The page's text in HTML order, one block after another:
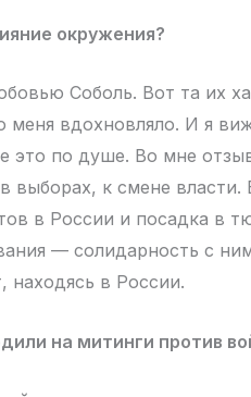
окружения?
Соболь. Вот та их
меня вдохновляло. И я
по душе. Во мне
выборах, к смене власти.
в России и посадка в
— солидарность с
находясь в России.
на митинги против